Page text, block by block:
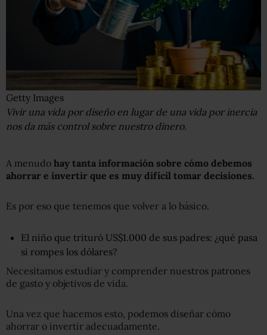
Getty Images
Vivir una vida por diseño en lugar de una vida por inercia
nos da más control sobre nuestro dinero.
A menudo hay tanta información sobre cómo debemos
ahorrar e invertir que es muy difícil tomar decisiones.
Es por eso que tenemos que volver a lo básico.
El niño que trituró US$1.000 de sus padres: ¿qué pasa
si rompes los dólares?
Necesitamos estudiar y comprender nuestros patrones
de gasto y objetivos de vida.
Una vez que hacemos esto, podemos diseñar cómo
ahorrar o invertir adecuadamente.